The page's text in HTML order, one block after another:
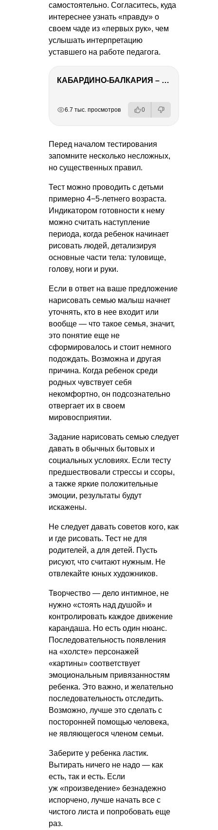
самостоятельно. Согласитесь, куда
интереснее узнать «правду» о
своем чаде из «первых рук», чем
услышать интерпретацию
уставшего на работе педагога.
КАБАРДИНО-БАЛКАРИЯ – ПУТЕШЕСТВИЕ НА КАВКАЗ часть 3
6.7 тыс. просмотров 0
Перед началом тестирования
запомните несколько несложных,
но существенных правил.
Тест можно проводить с детьми
примерно 4−5-летнего возраста.
Индикатором готовности к нему
можно считать наступление
периода, когда ребенок начинает
рисовать людей, детализируя
основные части тела: туловище,
голову, ноги и руки.
Если в ответ на ваше предложение
нарисовать семью малыш начнет
уточнять, кто в нее входит или
вообще — что такое семья, значит,
это понятие еще не
сформировалось и стоит немного
подождать. Возможна и другая
причина. Когда ребенок среди
родных чувствует себя
некомфортно, он подсознательно
отвергает их в своем
мировосприятии.
Задание нарисовать семью следует
давать в обычных бытовых и
социальных условиях. Если тесту
предшествовали стрессы и ссоры,
а также яркие положительные
эмоции, результаты будут
искажены.
Не следует давать советов кого, как
и где рисовать. Тест не для
родителей, а для детей. Пусть
рисуют, что считают нужным. Не
отвлекайте юных художников.
Творчество — дело интимное, не
нужно «стоять над душой» и
контролировать каждое движение
карандаша. Но есть один нюанс.
Последовательность появления
на «холсте» персонажей
«картины» соответствует
эмоциональным привязанностям
ребенка. Это важно, и желательно
последовательность отследить.
Возможно, лучше это сделать с
посторонней помощью человека,
не являющегося членом семьи.
Заберите у ребенка ластик.
Вытирать ничего не надо — как
есть, так и есть. Если
уж «произведение» безнадежно
испорчено, лучше начать все с
чистого листа и попробовать еще
раз.